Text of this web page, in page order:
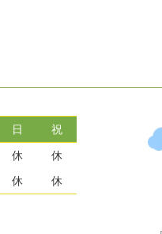
日 祝
休
休
休
休